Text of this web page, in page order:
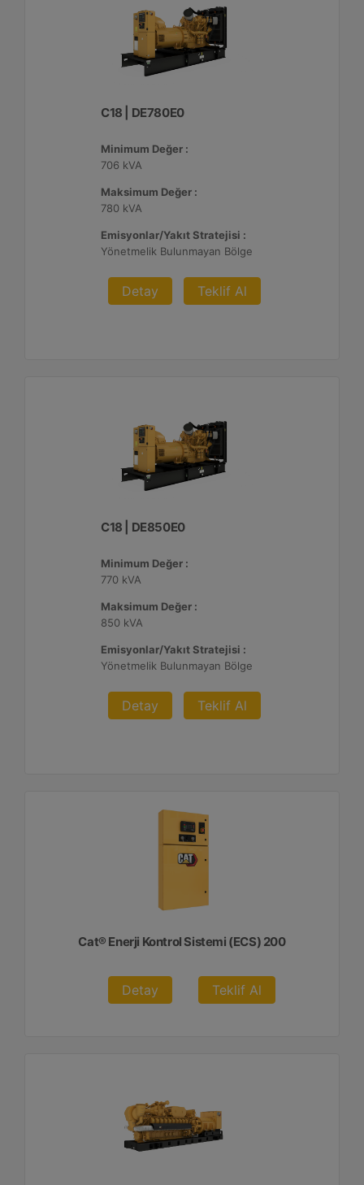
C18 | DE780E0
Minimum Değer :
706 kVA
Maksimum Değer :
780 kVA
Emisyonlar/Yakıt Stratejisi :
Yönetmelik Bulunmayan Bölge
Detay Teklif Al
C18 | DE850E0
Minimum Değer :
770 kVA
Maksimum Değer :
850 kVA
Emisyonlar/Yakıt Stratejisi :
Yönetmelik Bulunmayan Bölge
Detay Teklif Al
Cat® Enerji Kontrol Sistemi (ECS) 200
Detay Teklif Al